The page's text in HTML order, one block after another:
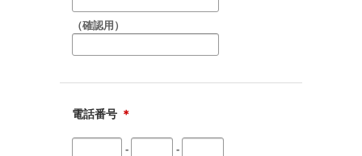
（確認用）
電話番号 ＊
- -